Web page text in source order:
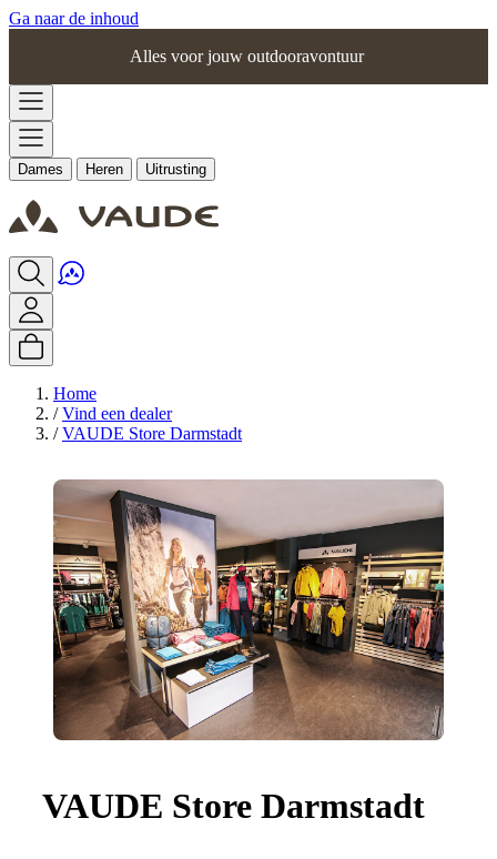
Ga naar de inhoud
Alles voor jouw outdooravontuur
Dames Heren Uitrusting
Home
/ Vind een dealer
/ VAUDE Store Darmstadt
VAUDE Store Darmstadt